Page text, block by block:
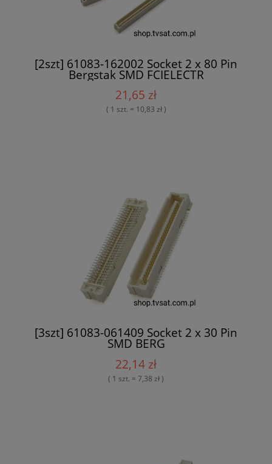
[2szt] 61083-162002 Socket 2 x 80 Pin
Bergstak SMD FCIELECTR
21,65 zł
( 1 szt. = 10,83 zł )
[3szt] 61083-061409 Socket 2 x 30 Pin
SMD BERG
22,14 zł
( 1 szt. = 7,38 zł )